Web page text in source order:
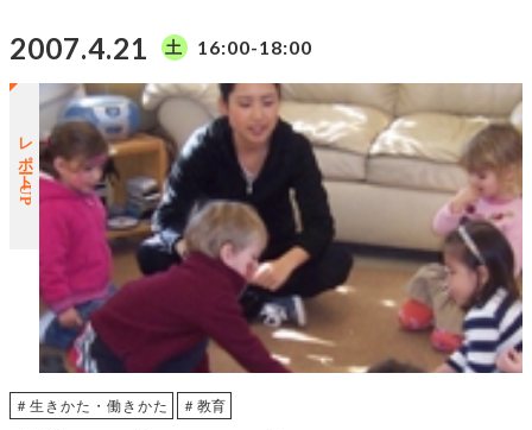
2007.4.21 土 16:00-18:00
レポートUP
＃生きかた・働きかた ＃教育